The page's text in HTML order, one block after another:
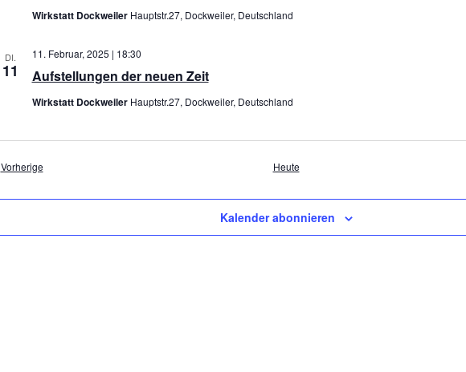
Wirkstatt Dockweiler Hauptstr.27, Dockweiler, Deutschland
DI.
11 Aufstellungen der neuen Zeit
11. Februar, 2025 | 18:30
Wirkstatt Dockweiler Hauptstr.27, Dockweiler, Deutschland
VorherigeVeranstaltungen Heute
Kalender abonnieren